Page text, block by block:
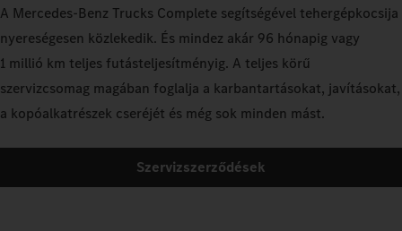
A Mercedes‑Benz Trucks Complete segítségével tehergépkocsija
nyereségesen közlekedik. És mindez akár 96 hónapig vagy
1 millió km teljes futásteljesítményig. A teljes körű
szervizcsomag magában foglalja a karbantartásokat, javításokat,
a kopóalkatrészek cseréjét és még sok minden mást.
Szervizszerződések